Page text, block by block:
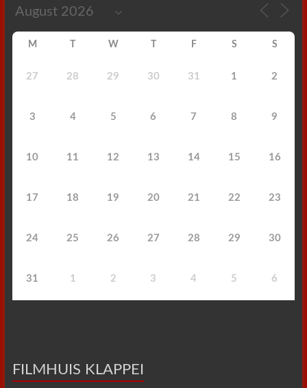
M W F S S
27 28 29 30 31 1 2
3 4 5 6 7 8 9
10 11 12 13 14 15 16
17 18 19 20 21 22 23
24 25 26 27 28 29 30
31 1 2 3 4 5 6
FILMHUIS KLAPPEI